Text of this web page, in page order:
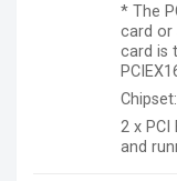
* The
card or
card is
Chipset:
2 x PCI
and